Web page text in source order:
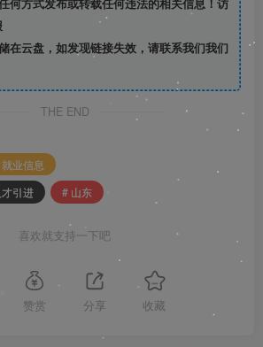
何方式发布或转载任何违法的相关信息！访
在云盘，如发现链接失效，请联系我们我们
THE END
就业信息
引进 # 山东
喜欢就支持一下吧
赞赏 分享 收藏